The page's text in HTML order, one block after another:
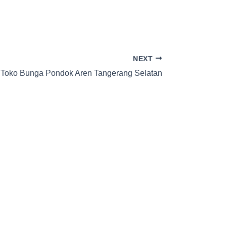
NEXT
Toko Bunga Pondok Aren Tangerang Selatan